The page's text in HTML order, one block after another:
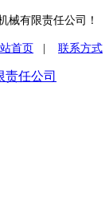
械有限责任公司！
首页 联系方式